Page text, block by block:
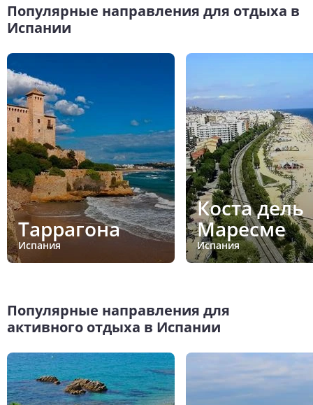
Популярные направления для отдыха в
Испании
Таррагона
Испания
Коста дель
Маресме
Испания
Популярные направления для
активного отдыха в Испании